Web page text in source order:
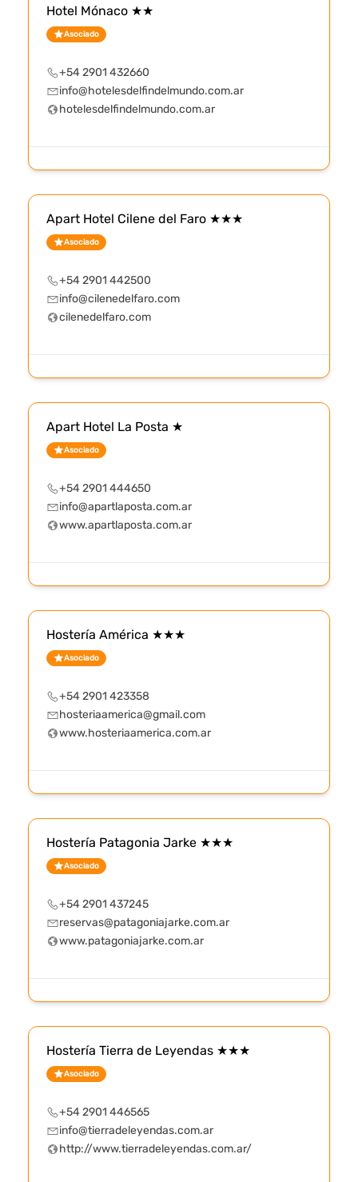
Hotel Mónaco ★★
Asociado
+54 2901 432660
info@hotelesdelfindelmundo.com.ar
hotelesdelfindelmundo.com.ar
Apart Hotel Cilene del Faro ★★★
Asociado
+54 2901 442500
info@cilenedelfaro.com
cilenedelfaro.com
Apart Hotel La Posta ★
Asociado
+54 2901 444650
info@apartlaposta.com.ar
www.apartlaposta.com.ar
Hostería América ★★★
Asociado
+54 2901 423358
hosteriaamerica@gmail.com
www.hosteriaamerica.com.ar
Hostería Patagonia Jarke ★★★
Asociado
+54 2901 437245
reservas@patagoniajarke.com.ar
www.patagoniajarke.com.ar
Hostería Tierra de Leyendas ★★★
Asociado
+54 2901 446565
info@tierradeleyendas.com.ar
http://www.tierradeleyendas.com.ar/